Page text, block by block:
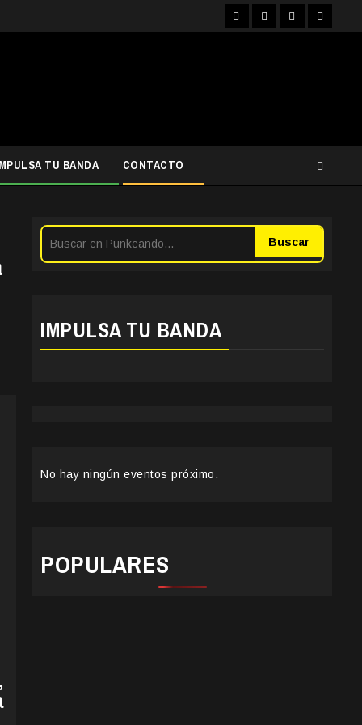
FacebookInstagram
YouTubeTwitter
TU BANDA CONTACTO
Buscar
IMPULSA TU BANDA
No hay ningún eventos próximo.
POPULARES